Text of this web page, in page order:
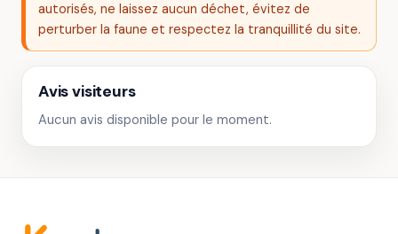
autorisés, ne laissez aucun déchet, évitez de
perturber la faune et respectez la tranquillité du site.
Avis visiteurs
Aucun avis disponible pour le moment.